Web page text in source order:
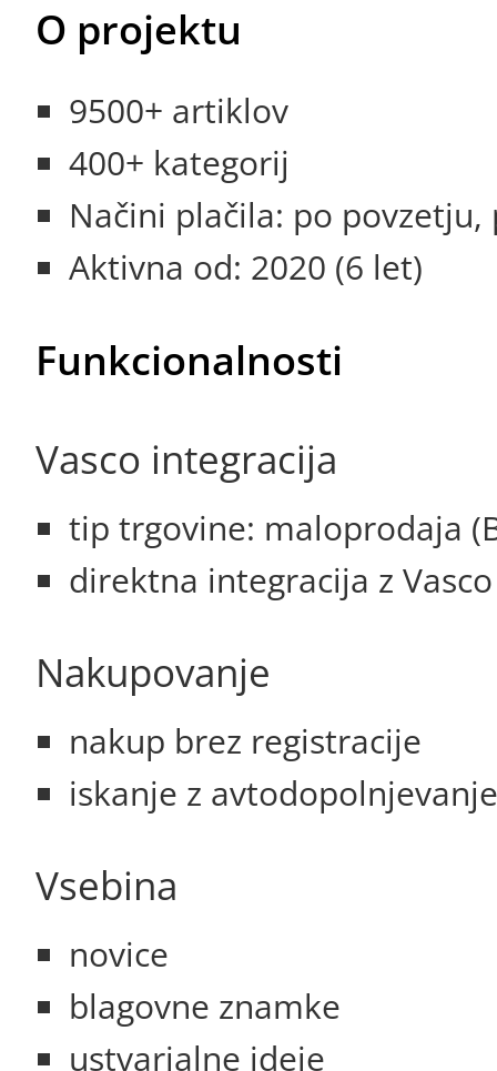
O projektu
9500+ artiklov
400+ kategorij
Načini plačila: po povzetju,
Aktivna od: 2020 (6 let)
Funkcionalnosti
Vasco integracija
tip trgovine: maloprodaja
direktna integracija z Vasco
Nakupovanje
nakup brez registracije
iskanje z
Vsebina
novice
blagovne znamke
ustvarjalne ideje